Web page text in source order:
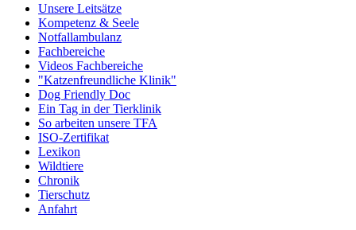
Unsere Leitsätze
Kompetenz & Seele
Notfallambulanz
Fachbereiche
Videos Fachbereiche
"Katzenfreundliche Klinik"
Dog Friendly Doc
Ein Tag in der Tierklinik
So arbeiten unsere TFA
ISO-Zertifikat
Lexikon
Wildtiere
Chronik
Tierschutz
Anfahrt